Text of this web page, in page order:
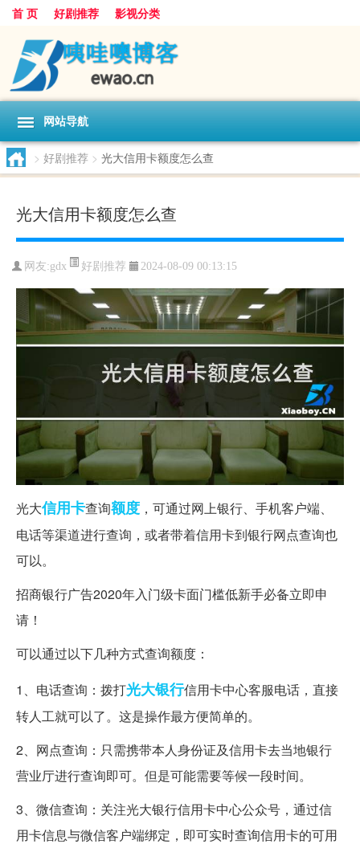
首 页 好剧推荐 影视分类
网站导航
> 好剧推荐 > 光大信用卡额度怎么查
光大信用卡额度怎么查
网友:gdx 好剧推荐 2024-08-09 00:13:15
光大信用卡查询额度 ，可通过网上银行、手机客户端、
电话等渠道进行查询，或者带着信用卡到银行网点查询也
可以。
招商银行广告2020年入门级卡面门槛低新手必备立即申
请！
可以通过以下几种方式查询额度：
1、电话查询：拨打光大银行信用卡中心客服电话，直接
转人工就可以了。这是操作最方便简单的。
2、网点查询：只需携带本人身份证及信用卡去当地银行
营业厅进行查询即可。但是可能需要等候一段时间。
3、微信查询：关注光大银行信用卡中心公众号，通过信
用卡信息与微信客户端绑定，即可实时查询信用卡的可用